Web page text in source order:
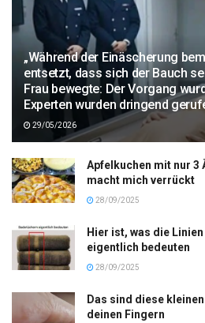
„Während der Einäscherung
entsetzt, dass sich der Bauch
Frau bewegte: Der Vorgang
Experten wurden dringend
29/05/2026
Apfelkuchen mit nur 3
macht mich verrückt
28/09/2025
Hier ist, was die
eigentlich bedeuten
28/09/2025
Das sind diese
deinen Fingern